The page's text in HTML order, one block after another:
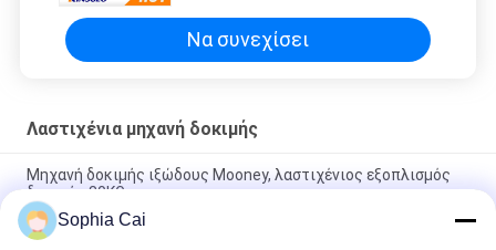
Να συνεχίσει
Λαστιχένια μηχανή δοκιμής
Μηχανή δοκιμής ιξώδους Mooney, λαστιχένιος εξοπλισμός
δοκιμής 80KG
25mm ξεφλουδίζοντας κόπτης δειγμάτων δύναμης
Sophia Cai